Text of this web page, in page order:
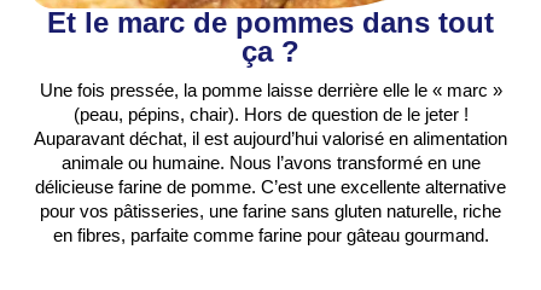
Et le marc de pommes dans tout
ça ?
Une fois pressée, la pomme laisse derrière elle le « marc »
(peau, pépins, chair). Hors de question de le jeter !
Auparavant déchat, il est aujourd’hui valorisé en alimentation
animale ou humaine. Nous l’avons transformé en une
délicieuse farine de pomme. C’est une excellente alternative
pour vos pâtisseries, une farine sans gluten naturelle, riche
en fibres, parfaite comme farine pour gâteau gourmand.